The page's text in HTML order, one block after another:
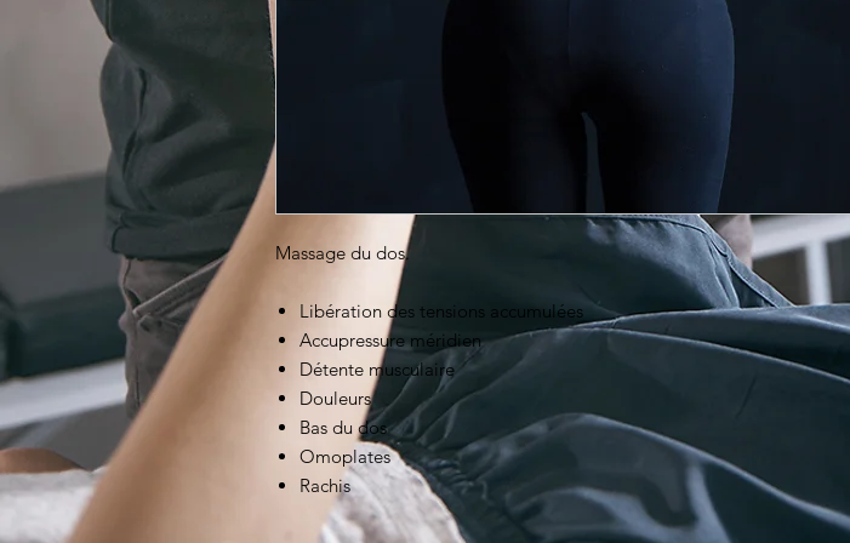
Massage du dos.
Libération des tensions accumulées
Accupressure méridien
Détente musculaire
Douleurs
Bas du dos
Omoplates
Rachis